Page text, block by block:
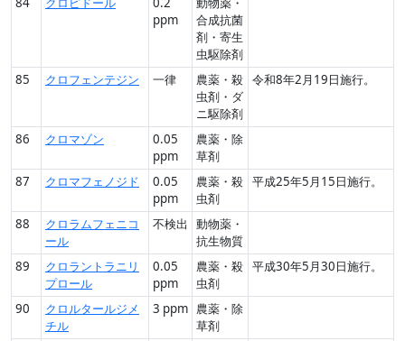
ppm
合成抗菌
剤・寄生
虫駆除剤
85
クロフェンテジン 一律
農薬・殺
虫剤・ダ
ニ駆除剤
令和8年2月19日施行。
86 クロマゾン
0.05
ppm
農薬・除
草剤
87
クロマフェノジド
0.05
ppm
農薬・殺
虫剤
平成25年5月15日施行。
88
クロラムフェニコ
ール
不検出
動物薬・
抗生物質
89
クロラントラニリ
プロール
0.05
ppm
農薬・殺
虫剤
平成30年5月30日施行。
90
クロルタールジメ
チル
3 ppm 農薬・除
草剤